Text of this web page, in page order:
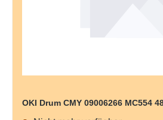
OKI Drum CMY 09006266 MC554